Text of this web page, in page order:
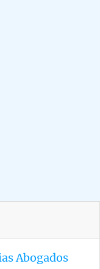
Abogados